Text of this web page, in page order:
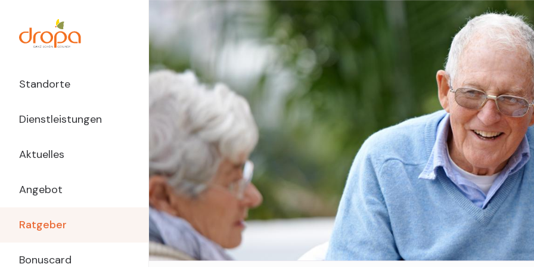
Inhalt
Main
Navigation
dropa
Standorte
Dienstleistungen
Aktuelles
Angebot
Ratgeber
Bonuscard